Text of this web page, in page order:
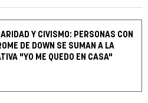
Y CIVISMO: PERSONAS CON
DE DOWN SE SUMAN A LA
"YO ME QUEDO EN CASA"